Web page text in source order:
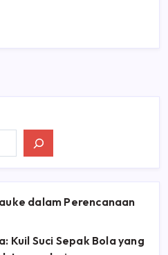
dalam Perencanaan
Kuil Suci Sepak Bola yang